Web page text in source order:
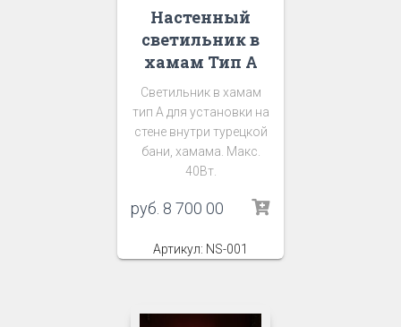
Настенный
светильник в
хамам Тип А
Светильник в хамам
тип А для установки на
стене внутри турецкой
бани, хамама. Макс.
40Вт.
руб. 8 700 00
Артикул: NS-001